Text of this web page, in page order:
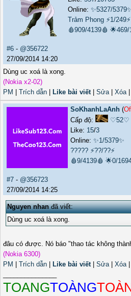
Online:✨5327/
Trảm Phong ⚡1/249⚡
🩸909/4139🩸 🌟469/
#6 - @356722
27/09/2014 14:20
Dùng uc xoá là xong.
(Nokia x2-02)
PM
Trích dẫn Like bài viết| Sửa| Xóa|
SoKhanhLaAnh (
Cấp độ:
♡52♡
Like: 15/3
Online: ✨1/5379✨
????? ⚡??/??⚡
🩸9/4139🩸 🌟0/
#7 - @356723
27/09/2014 14:25
Nguyen nhanđã viết:
Dùng uc xoá là xong.
đâu có được. Nó báo "thao tác không
(Nokia 6300)
PM
Trích dẫn Like bài viết| Sửa| Xóa|
TOANGTOÀNG